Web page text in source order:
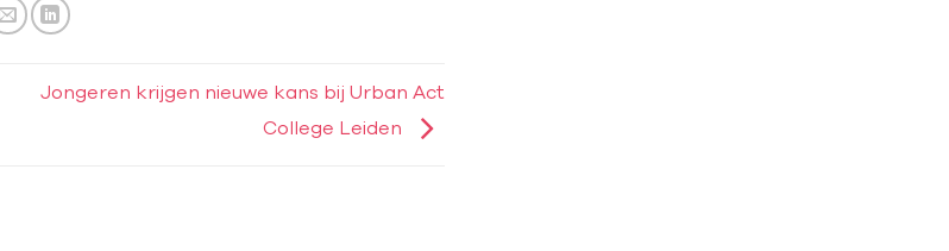
Jongeren krijgen nieuwe kans bij Urban Act
College Leiden